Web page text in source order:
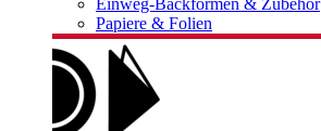
Einweg-Backformen & Zubehör
Papiere & Folien